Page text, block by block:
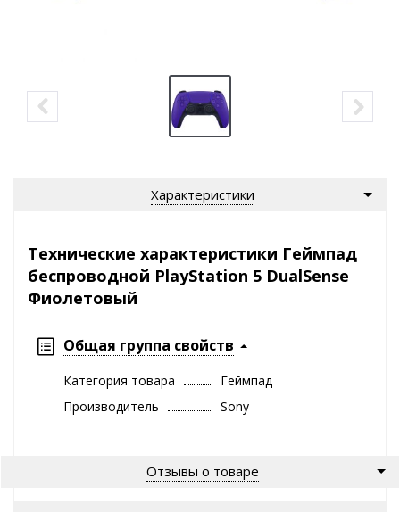
Характеристики
Технические характеристики Геймпад
беспроводной PlayStation 5 DualSense
Фиолетовый
Общая группа свойств
Категория товара
Геймпад
Производитель
Sony
Отзывы о товаре